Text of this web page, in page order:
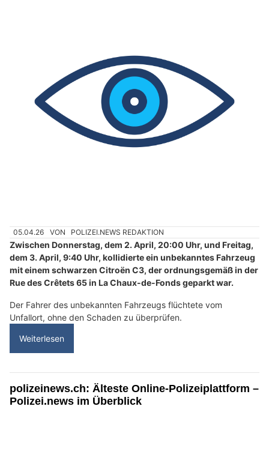
05.04.26 VON POLIZEI.NEWS REDAKTION
Zwischen Donnerstag, dem 2. April, 20:00 Uhr, und Freitag,
dem 3. April, 9:40 Uhr, kollidierte ein unbekanntes Fahrzeug
mit einem schwarzen Citroën C3, der ordnungsgemäß in der
Rue des Crêtets 65 in La Chaux-de-Fonds geparkt war.
Der Fahrer des unbekannten Fahrzeugs flüchtete vom
Unfallort, ohne den Schaden zu überprüfen.
Weiterlesen
polizeinews.ch: Älteste Online-Polizeiplattform –
Polizei.news im Überblick